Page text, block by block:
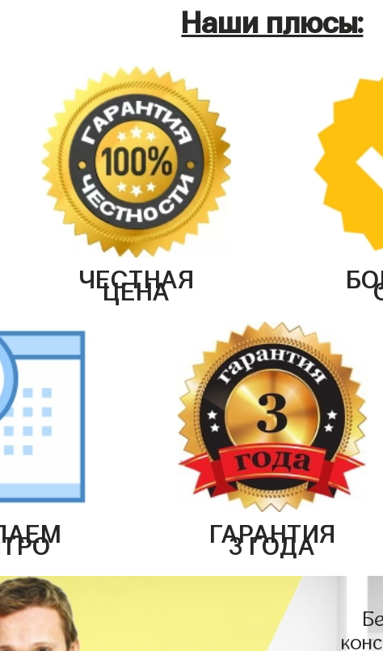
Наши плюсы:
ЧЕСТНАЯ
ЦЕНА
ГАРАНТИЯ
3 ГОДА